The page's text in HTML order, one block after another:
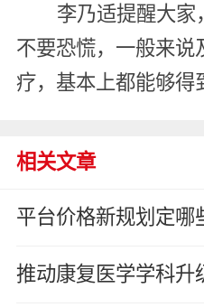
李乃适提醒大家
不要恐慌，一般来说
疗，基本上都能够得
相关文章
平台价格新规划定哪
推动康复医学学科升